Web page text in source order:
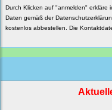
Durch Klicken auf "anmelden" erkläre
Daten gemäß der
kostenlos abbestellen. Die